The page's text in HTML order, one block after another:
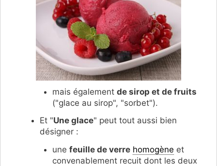
mais également de sirop et de fruits
("glace au sirop", "sorbet").
Et "Une glace" peut tout aussi bien
désigner :
une feuille de verre homogène et
convenablement recuit dont les deux